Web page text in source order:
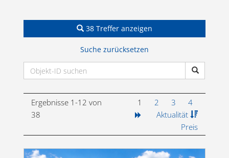
38 Treffer anzeigen
Suche zurücksetzen
Ergebnisse 1-12 von
38
1 2 3
4
Aktualität
Preis